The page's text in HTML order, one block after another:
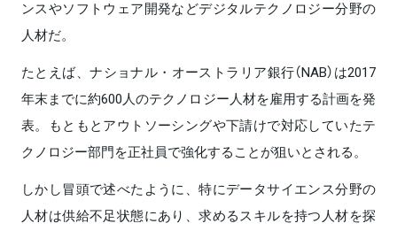
ンスやソフトウェア開発などデジタルテクノロジー分野の
人材だ。
たとえば、ナショナル・オーストラリア銀行（NAB）は2017
年末までに約600人のテクノロジー人材を雇用する計画を発
表。もともとアウトソーシングや下請けで対応していたテ
クノロジー部門を正社員で強化することが狙いとされる。
しかし冒頭で述べたように、特にデータサイエンス分野の
人材は供給不足状態にあり、求めるスキルを持つ人材を探